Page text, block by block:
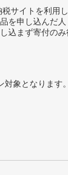
サイトを利用
を申し込んだ人
込まず寄付の
象となります